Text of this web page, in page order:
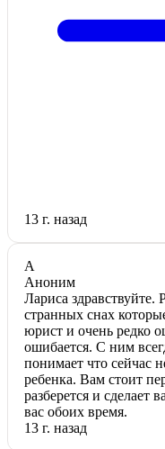
13 г. назад
А
Аноним
Лариса здравствуйте.
странных снах
юрист и очень редко
ошибается. С ним
понимает что сейчас
ребенка. Вам стоит
разберется и сделает
вас обоих время.
13 г. назад